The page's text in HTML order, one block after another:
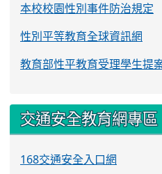
本校校園性別事件防治規定
性別平等教育全球資訊網
教育部性平教育受理學生提
交通安全教育網專區
168交通安全入口網